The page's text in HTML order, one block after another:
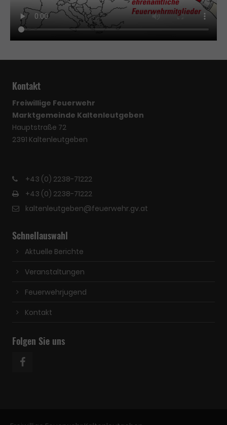
Kontakt
Freiwillige Feuerwehr
Marktgemeinde Kaltenleutgeben
Hauptstraße 72
2391 Kaltenleutgeben
+43 (0) 2238-71222
+43 (0) 2238-71222
kaltenleutgeben@feuerwehr.gv.at
Schnellauswahl
Aktuelle Berichte
Veranstaltungen
Feuerwehrjugend
Kontakt
Folgen Sie uns